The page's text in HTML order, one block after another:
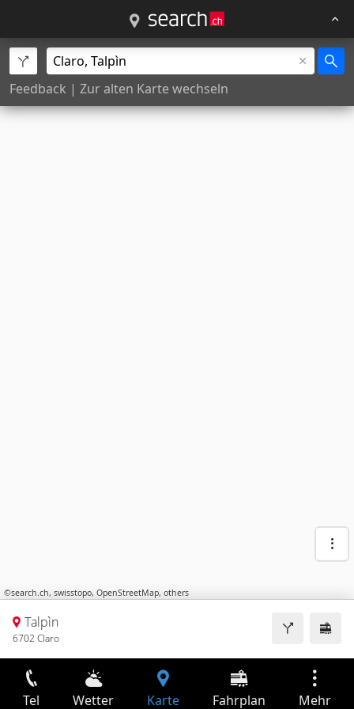
Feedback | Zur alten Karte wechseln
©search.ch, swisstopo, OpenStreetMap, others
Talpìn
6702 Claro
Tel Wetter Karte Fahrplan Mehr